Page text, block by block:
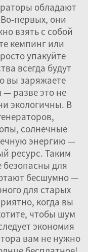
обладают
первых, они
взять с собой
кемпинг или
упакуйте
всегда будут
вы заряжаете
разве это не
экологичны. В
солнечные
энергию —
ресурс. Таким
безопасны для
бесшумно —
для старых
когда вы
чтобы шум
экономия
вам не нужно